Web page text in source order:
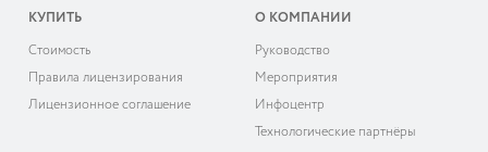
КУПИТЬ
Cтоимость
Правила лицензирования
Лицензионное соглашение
О КОМПАНИИ
Руководство
Мероприятия
Инфоцентр
Технологические партнёры